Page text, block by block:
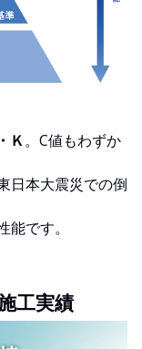
Ｋ。C値もわずか
日本大震災での倒
です。
工実績